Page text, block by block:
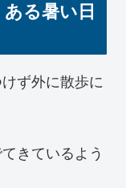
ある暑い日
ず外に散歩に
きているよう